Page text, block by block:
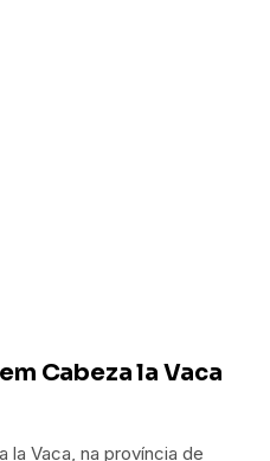
Cabeza la Vaca
la Vaca, na província de